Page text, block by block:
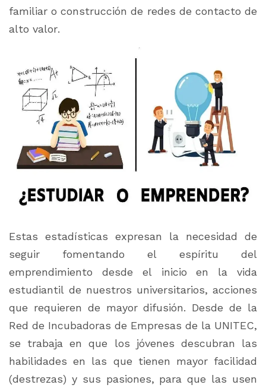
familiar o construcción de redes de contacto de
alto valor.
Estas estadísticas expresan la necesidad de
seguir fomentando el espíritu del
emprendimiento desde el inicio en la vida
estudiantil de nuestros universitarios, acciones
que requieren de mayor difusión. Desde de la
Red de Incubadoras de Empresas de la UNITEC,
se trabaja en que los jóvenes descubran las
habilidades en las que tienen mayor facilidad
(destrezas) y sus pasiones, para que las usen